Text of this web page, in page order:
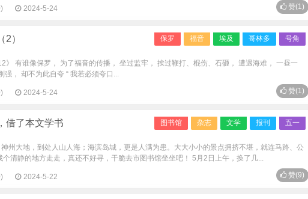
2024-5-24 赞(1)
保罗 福音 埃及 哥林多 号角
）
有谁像保罗， 为了福音的传播， 坐过监牢， 挨过鞭打、棍伤、石砸， 遭遇海难， 一昼一
强， 却不为此自夸 “ 我若必须夸口...
2024-5-24 赞(1)
图书馆 杂志 文学 报刊 五一
借了本文学书
州大地，到处人山人海；海滨岛城，更是人满为患。大大小小的景点拥挤不堪，就连马路、公
清静的地方走走，真还不好寻，干脆去市图书馆坐坐吧！ 5月2日上午，换了几...
2024-5-22 赞(9)